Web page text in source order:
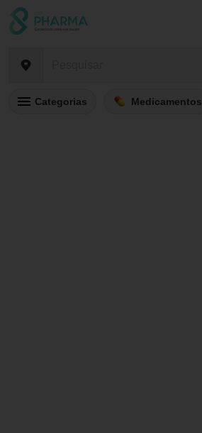
Categorias Medicamentos